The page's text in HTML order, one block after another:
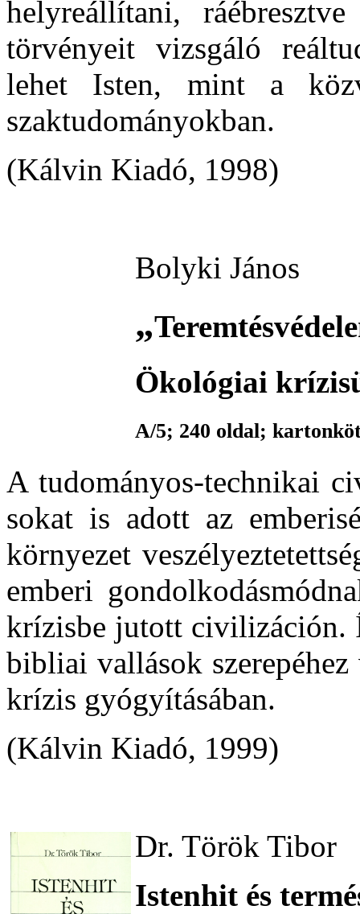
helyreállítani,
törvényeit vizsgáló
lehet Isten, mint a
szaktudományokban.
(Kálvin Kiadó, 1998)
Bolyki János
„
Ökológiai
A/5; 240 oldal;
A tudományos-technikai
sokat is adott az
környezet
emberi
krízisbe jutott civilizáción.
bibliai vallások
krízis gyógyításában.
(Kálvin Kiadó, 1999)
Dr. Török Tibor
Istenhit és